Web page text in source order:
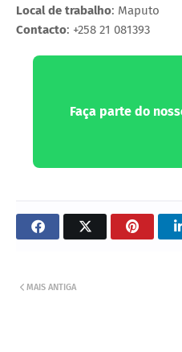
Local de trabalho: Maputo
Contacto: +258 21 081393
Faça parte do
MAIS ANTIGA